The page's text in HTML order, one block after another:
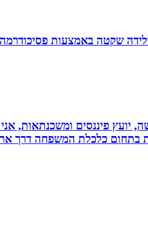
שקטה באמצעות
יועץ פיננסים ומשכנתאות,
בתחום כלכלת המשפחה דרך